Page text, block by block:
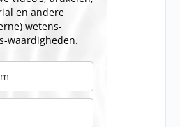
en andere
wetens-
waardigheden.